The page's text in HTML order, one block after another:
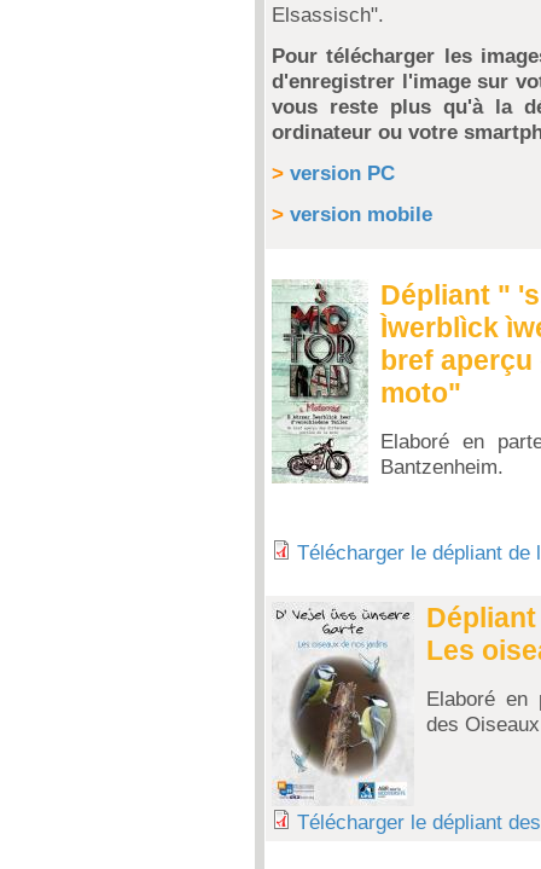
Elsassisch".
Pour télécharger les
d'enregistrer l'image sur
vous reste plus qu'à la
ordinateur ou votre
> version PC
> version mobile
Dépliant "
Ìwerblìck
bref
moto"
Elaboré en
Bantzenheim.
Télécharger le dépliant de
Les
Elaboré en
des
Télécharger le dépliant